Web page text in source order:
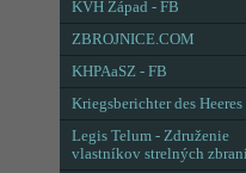
KVH Západ - FB
ZBROJNICE.COM
KHPAaSZ - FB
Kriegsberichter des Heeres
Legis Telum - Združenie
vlastníkov strelných